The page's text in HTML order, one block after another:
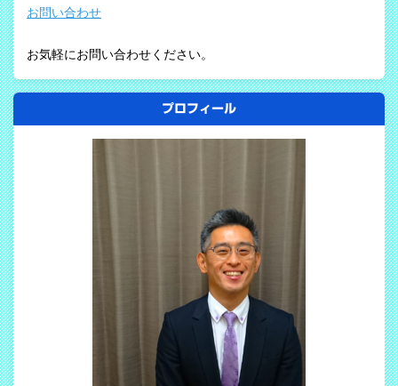
お問い合わせ
お気軽にお問い合わせください。
プロフィール